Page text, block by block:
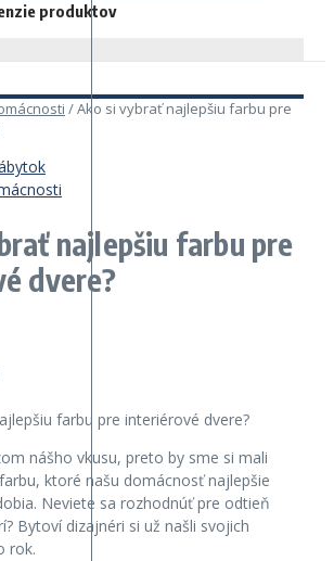
produktov
/Ako si vybrať najlepšiu farbu pre
najlepšiu farbu pre
dvere?
nášho vkusu, preto by sme si mali
ktoré našu domácnosť najlepšie
Neviete sa rozhodnúť pre odtieň
Bytoví dizajnéri si už našli svojich
rok.